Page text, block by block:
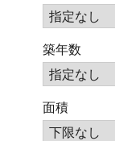
築年数
面積